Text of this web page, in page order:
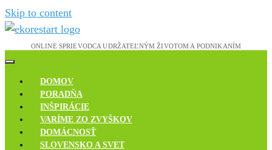
Skip to content
Ekoreštart
Novinky, rozhovory a inšpirácie
DOMOV
PORADŇA
INŠPIRÁCIE
VARÍME ZO ZVYŠKOV
DOMÁCNOSŤ
SLOVENSKO A SVET